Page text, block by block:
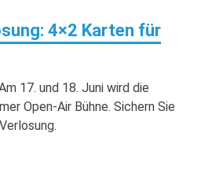
4×2 Karten für
17. und 18. Juni wird die
Open-Air Bühne. Sichern Sie